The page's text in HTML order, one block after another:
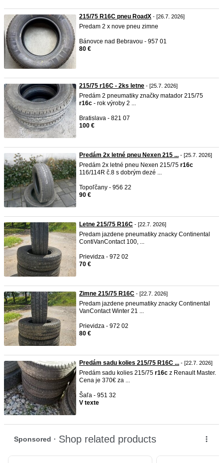
215/75 R16C pneu RoadX - [26.7. 2026]
Predam 2 x nove pneu zimne
Bánovce nad Bebravou - 957 01
80 €
215/75 r16C - 2ks letne - [25.7. 2026]
Predám 2 pneumatiky značky matador 215/75
r16c - rok výroby 2 ...
Bratislava - 821 07
100 €
Predám 2x letné pneu Nexen 215 ... - [25.7. 2026]
Predám 2x letné pneu Nexen 215/75 r16c
116/114R č.8 s dobrým dezé ...
Topoľčany - 956 22
90 €
Letne 215/75 R16C - [22.7. 2026]
Predam jazdene pneumatiky znacky Continental
ContiVanContact 100, ...
Prievidza - 972 02
70 €
Zimne 215/75 R16C - [22.7. 2026]
Predam jazdene pneumatiky znacky Continental
VanContact Winter 21 ...
Prievidza - 972 02
80 €
Predám sadu kolies 215/75 R16C ... - [22.7. 2026]
Predám sadu kolies 215/75 r16c z Renault Master.
Cena je 370€ za ...
Šaľa - 951 32
V texte